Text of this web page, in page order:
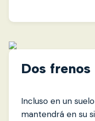
Dos frenos
Incluso en un
mantendrá en su